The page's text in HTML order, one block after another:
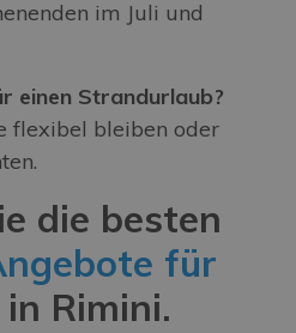
im Juli und
einen Strandurlaub?
flexibel bleiben oder
die besten
für
in Rimini.